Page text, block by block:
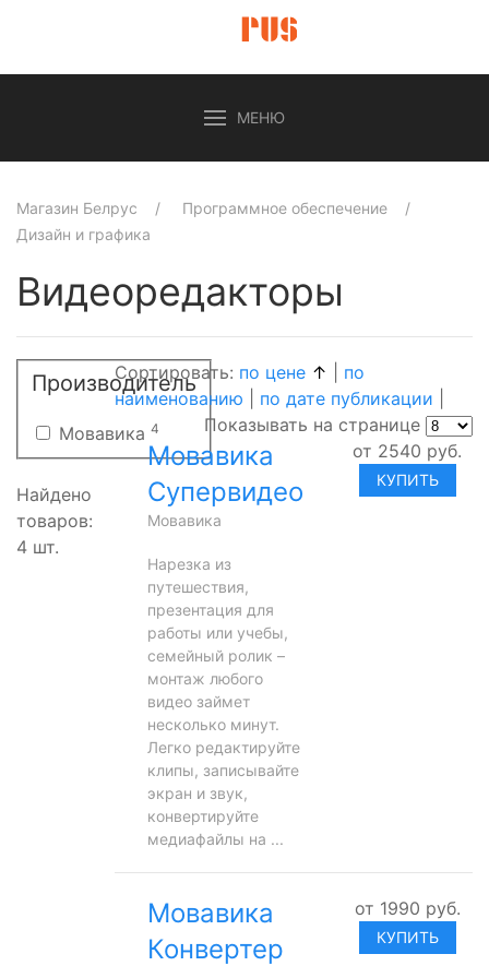
МЕНЮ
Магазин Белрус
Программное обеспечение
Дизайн и графика
Видеоредакторы
Производитель
Мовавика 4
Найдено
товаров:
4 шт.
Сортировать: по цене
по
наименованию
по дате публикации
Показывать на странице
Мовавика
Супервидео
Мовавика
Нарезка из
путешествия,
презентация для
работы или учебы,
семейный ролик –
монтаж любого
видео займет
несколько минут.
Легко редактируйте
клипы, записывайте
экран и звук,
конвертируйте
медиафайлы на ...
от 2540 руб.
КУПИТЬ
Мовавика
Конвертер
от 1990 руб.
КУПИТЬ